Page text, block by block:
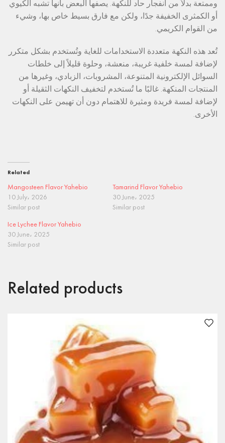
وممتعة بدلاً من انفجار حاد للنكهة. يصفها البعض بأنها تشبه الكيوي
أو الكمثرى الخفيفة جدًا، ولكن مع فارق بسيط خاص بها، وشيء
من القوام الكريمي.
تُعد هذه النكهة متعددة الاستخدامات للغاية وتُستخدم بشكل متكرر
لإضافة لمسة خلفية غريبة، منعشة، وحلوة قليلاً إلى خلطات
السوائل الإلكترونية المتنوعة، المشروبات، الزبادي، وغيرها من
المنتجات المنكهة. غالبًا ما تُستخدم لتخفيف النكهات الثقيلة أو
لإضافة لمسة فريدة ومثيرة للاهتمام دون أن تهيمن على النكهات
الأخرى.
Related
Mangosteen Flavor Yahebio
10 July، 2026
Similar post
Tamarind Flavor Yahebio
30 June، 2025
Similar post
Ice Lychee Flavor Yahebio
30 June، 2025
Similar post
Related products